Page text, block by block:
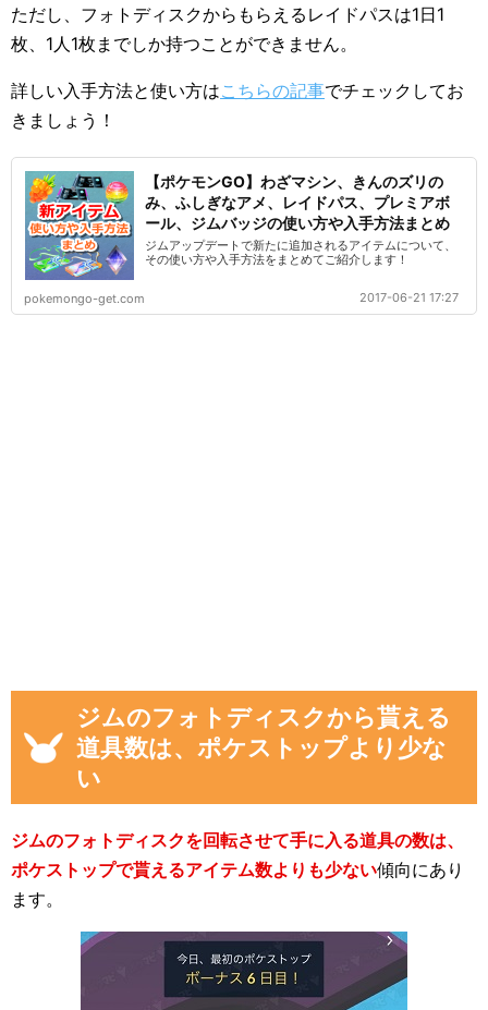
ただし、フォトディスクからもらえるレイドパスは1日1
枚、1人1枚までしか持つことができません。
詳しい入手方法と使い方はこちらの記事でチェックしてお
きましょう！
【ポケモンGO】わざマシン、きんのズリの
み、ふしぎなアメ、レイドパス、プレミアボ
ール、ジムバッジの使い方や入手方法まとめ
ジムアップデートで新たに追加されるアイテムについて、
その使い方や入手方法をまとめてご紹介します！
pokemongo-get.com 2017-06-21 17:27
ジムのフォトディスクから貰える
道具数は、ポケストップより少な
い
ジムのフォトディスクを回転させて手に入る道具の数は、
ポケストップで貰えるアイテム数よりも少ない傾向にあり
ます。